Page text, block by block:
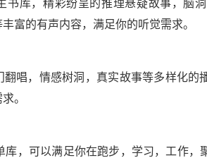
书库，精彩纷呈的推理悬疑故事，脑
富的有声内容，满足你的听觉需求。
唱，情感树洞，真实故事等多样化的
。
库，可以满足你在跑步，学习，工作，